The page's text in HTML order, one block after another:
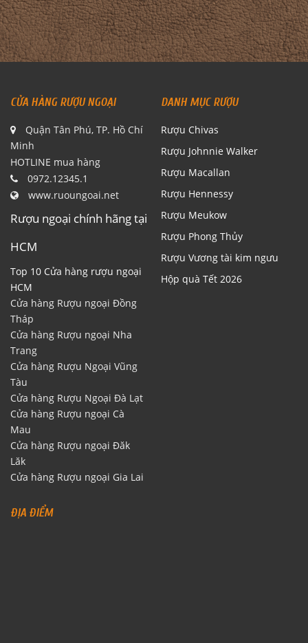
CỬA HÀNG RƯỢU NGOẠI
Quận Tân Phú, TP. Hồ Chí
Minh
HOTLINE mua hàng
0972.12345.1
www.ruoungoai.net
Rượu ngoại chính hãng tại
HCM
Top 10 Cửa hàng rượu ngoại
HCM
Cửa hàng Rượu ngoại Đồng
Tháp
Cửa hàng Rượu ngoại Nha
Trang
Cửa hàng Rượu Ngoại Vũng
Tàu
Cửa hàng Rượu Ngoại Đà Lạt
Cửa hàng Rượu ngoại Cà
Mau
Cửa hàng Rượu ngoại Đăk
Lăk
Cửa hàng Rượu ngoại Gia Lai
DANH MỤC RƯỢU
Rượu Chivas
Rượu Johnnie Walker
Rượu Macallan
Rượu Hennessy
Rượu Meukow
Rượu Phong Thủy
Rượu Vương tài kim ngưu
Hộp quà Tết 2026
ĐỊA ĐIỂM